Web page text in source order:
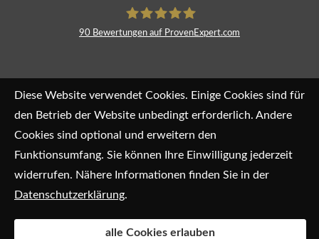
90 Bewertungen auf ProvenExpert.com
Diese Website verwendet Cookies. Einige Cookies sind für
den Betrieb der Website unbedingt erforderlich. Andere
Cookies sind optional und erweitern den
Funktionsumfang. Sie können Ihre Einwilligung jederzeit
widerrufen. Nähere Informationen finden Sie in der
Datenschutzerklärung.
alle Cookies erlauben